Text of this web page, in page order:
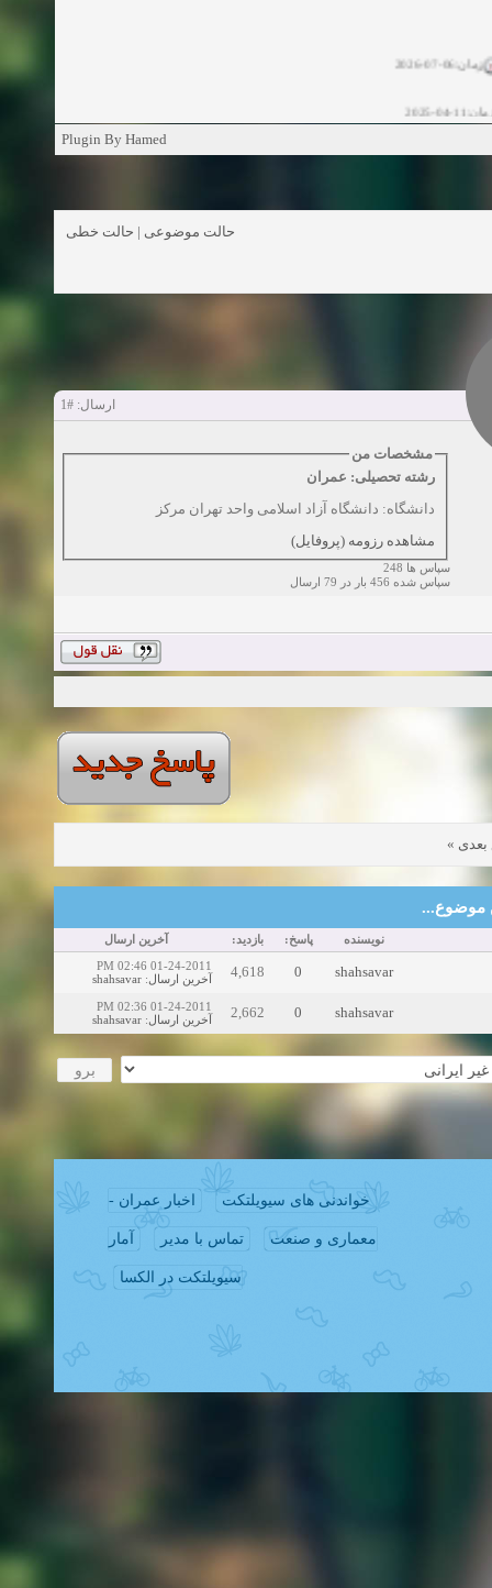
زمان:10-13-2024
Plugin By Hamed
حالت موضوعی | حالت خطی
ارسال: #1
مشخصات من
رشته تحصیلی: عمران
دانشگاه: دانشگاه آزاد اسلامی واحد تهران مرکز
مشاهده رزومه (پروفایل)
سپاس ها 248
سپاس شده 456 بار در 79 ارسال
»
موضوع...
نویسنده پاسخ: بازدید: آخرین ارسال
shahsavar
0
4,618
01-24-2011 02:46 PM
آخرین ارسال:
shahsavar
shahsavar
0
2,662
01-24-2011 02:36 PM
آخرین ارسال:
shahsavar
خواندنی های سیویلتکت اخبار عمران -
معماری و صنعت تماس با مدیر آمار
سیویلتکت در الکسا